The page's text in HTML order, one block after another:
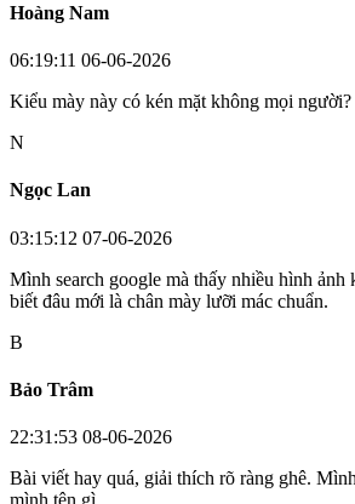
Hoàng Nam
06:19:11 06-06-2026
Kiểu mày này có kén mặt không mọi
N
Ngọc Lan
03:15:12 07-06-2026
Mình search google mà thấy nhiều hình ảnh
biết đâu mới là chân mày lưỡi mác chuẩn.
B
Bảo Trâm
22:31:53 08-06-2026
Bài viết hay quá, giải thích rõ ràng ghê.